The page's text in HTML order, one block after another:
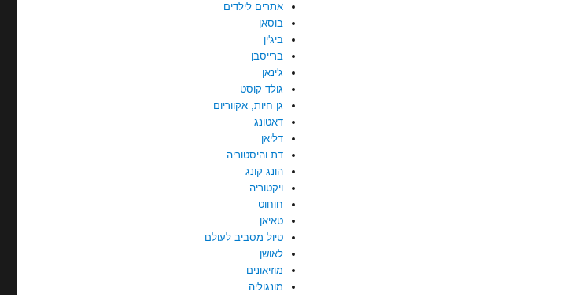
אתרים לילדים
בוסאן
ביג'ין
ברייסבן
ג'ינאן
גולד קוסט
גן חיות, אקווריום
דאטונג
דליאן
דת והיסטוריה
הונג קונג
ויקטוריה
חוחוט
טאיאן
טיול מסביב לעולם
לאושן
מוזיאונים
מונגוליה